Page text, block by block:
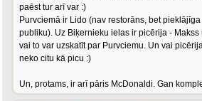
paēst tur arī var :)
Purvciemā ir Lido (nav restorāns, bet
publiku). Uz Biķernieku ielas ir picērija -
vai to var uzskatīt par Purvciemu. Un vai
neko citu kā picu :)
Un, protams, ir arī pāris McDonaldi. Gan